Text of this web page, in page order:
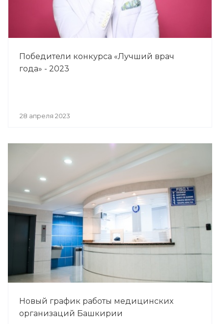
Победители конкурса «Лучший врач
года» - 2023
28 апреля 2023
Новый график работы медицинских
организаций Башкирии